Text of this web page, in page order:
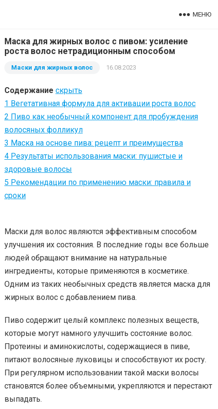
МЕНЮ
Маска для жирных волос с пивом: усиление
роста волос нетрадиционным способом
Маски для жирных волос 16.08.2023
Содержание скрыть
1 Вегетативная формула для активации роста волос
2 Пиво как необычный компонент для пробуждения
волосяных фолликул
3 Маска на основе пива: рецепт и преимущества
4 Результаты использования маски: пушистые и
здоровые волосы
5 Рекомендации по применению маски: правила и
сроки
Маски для волос являются эффективным способом
улучшения их состояния. В последние годы все больше
людей обращают внимание на натуральные
ингредиенты, которые применяются в косметике.
Одним из таких необычных средств является маска для
жирных волос с добавлением пива.
Пиво содержит целый комплекс полезных веществ,
которые могут намного улучшить состояние волос.
Протеины и аминокислоты, содержащиеся в пиве,
питают волосяные луковицы и способствуют их росту.
При регулярном использовании такой маски волосы
становятся более объемными, укрепляются и перестают
выпадать.